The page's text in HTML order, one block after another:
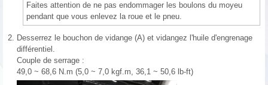
Faites attention de ne pas endommager les boulons du moyeu
pendant que vous enlevez la roue et le pneu.
2. Desserrez le bouchon de vidange (A) et vidangez l'huile d'engrenage
différentiel.
Couple de serrage :
49,0 ~ 68,6 N.m (5,0 ~ 7,0 kgf.m, 36,1 ~ 50,6 lb-ft)